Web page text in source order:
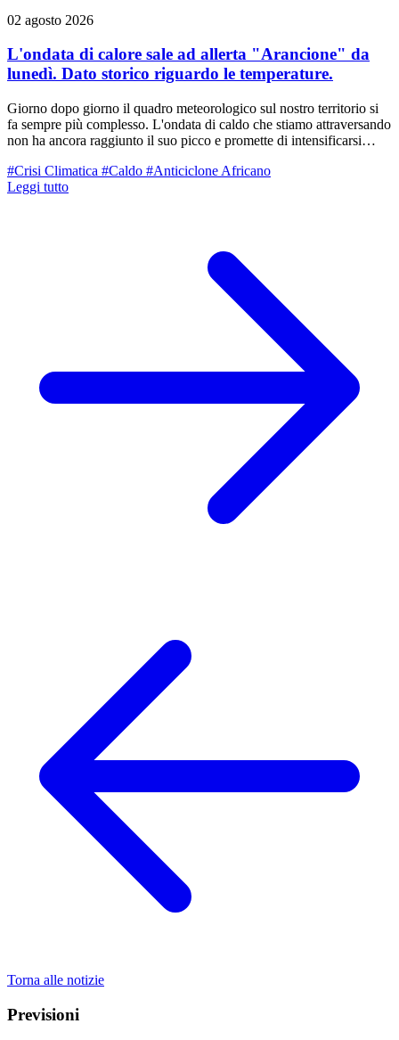
02 agosto 2026
L'ondata di calore sale ad allerta "Arancione" da
lunedì. Dato storico riguardo le temperature.
Giorno dopo giorno il quadro meteorologico sul nostro territorio si
fa sempre più complesso. L'ondata di caldo che stiamo attraversando
non ha ancora raggiunto il suo picco e promette di intensificarsi
l'Agenzia per la sicurezza territoriale, la Protezione Civile e ARPAE
hanno innalzato il livello di criticità, emettendo l'Allerta n. 084/2026
#Crisi Climatica #Caldo #Anticiclone Africano
Leggi tutto
Torna alle notizie
Previsioni